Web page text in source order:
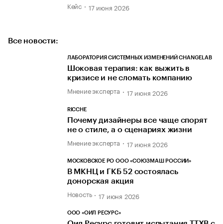
Кейс 17 июня 2026
Все новости:
ЛАБОРАТОРИЯ СИСТЕМНЫХ ИЗМЕНЕНИЙ CHANGELAB
Шоковая терапия: как выжить в
кризисе и не сломать компанию
Мнение эксперта 17 июня 2026
RICCHE
Почему дизайнеры все чаще спорят
не о стиле, а о сценариях жизни
Мнение эксперта 17 июня 2026
МОСКОВСКОЕ РО ООО «СОЮЗМАШ РОССИИ»
В МКНЦ и ГКБ 52 состоялась
донорская акция
Новость 17 июня 2026
ООО «ОИЛ РЕСУРС»